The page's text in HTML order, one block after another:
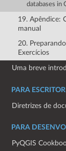
databases in
19. Apêndice:
manual
20.
Exercícios
Uma breve
PARA
Diretrizes de
PARA
PyQGIS